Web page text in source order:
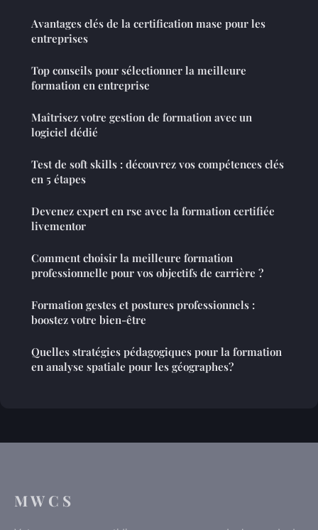
Avantages clés de la certification mase pour les
entreprises
Top conseils pour sélectionner la meilleure
formation en entreprise
Maîtrisez votre gestion de formation avec un
logiciel dédié
Test de soft skills : découvrez vos compétences clés
en 5 étapes
Devenez expert en rse avec la formation certifiée
livementor
Comment choisir la meilleure formation
professionnelle pour vos objectifs de carrière ?
Formation gestes et postures professionnels :
boostez votre bien-être
Quelles stratégies pédagogiques pour la formation
en analyse spatiale pour les géographes?
M W C S